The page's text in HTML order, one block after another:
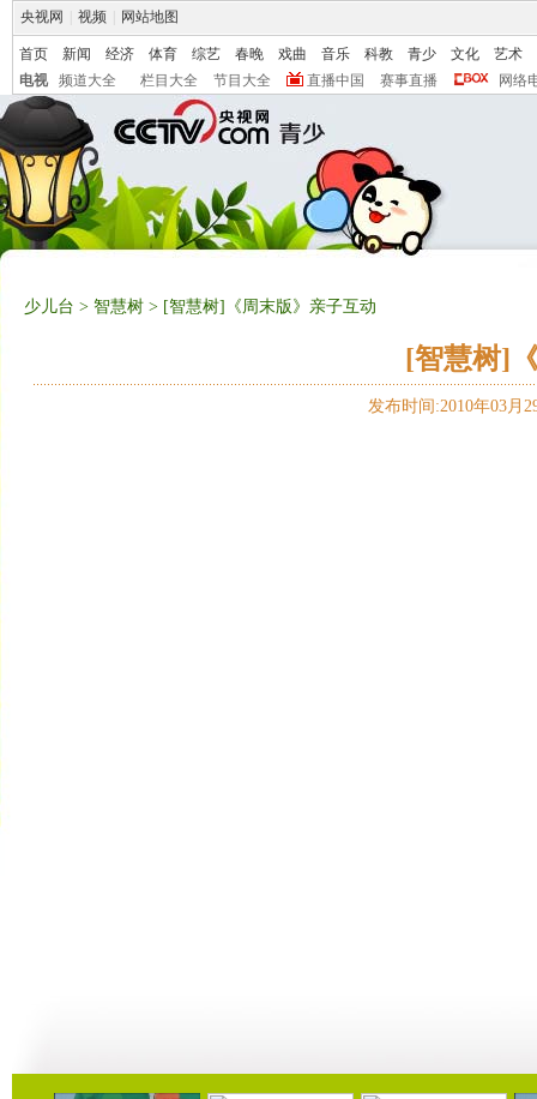
央视网 视频 网站地图
首页 新闻 经济 体育 综艺 春晚 戏曲 音乐 科教 青少 文化
艺术
电视
频道大全 栏目大全 节目大全 直播中国 赛事直播 网络
少儿台 > 智慧树 > [智慧树]《周末版》亲子互动
[智慧树]
发布时间:2010年03月
02:33 02:17 01:49